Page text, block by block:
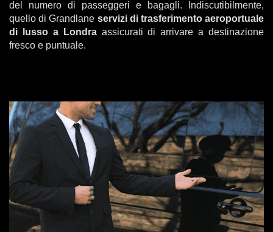
del numero di passeggeri e bagagli. Indiscutibilmente,
quello di Grandlane servizi di trasferimento aeroportuale
di lusso a Londra assicurati di arrivare a destinazione
fresco e puntuale.